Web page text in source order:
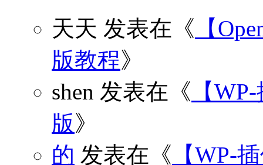
天天 发表在《 【
版教程》
shen 发表在《 【
版》
的 发表在《 【WP-